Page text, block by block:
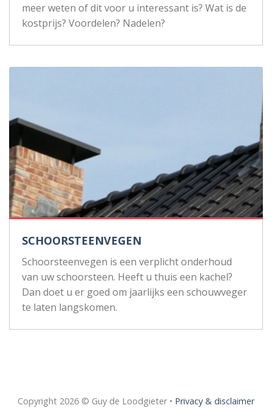
meer weten of dit voor u interessant is? Wat is de
kostprijs? Voordelen? Nadelen?
SCHOORSTEENVEGEN
Schoorsteenvegen is een verplicht onderhoud
van uw schoorsteen. Heeft u thuis een kachel?
Dan doet u er goed om jaarlijks een schouwveger
te laten langskomen.
Copyright 2026 © Guy de Loodgieter • Privacy & disclaimer